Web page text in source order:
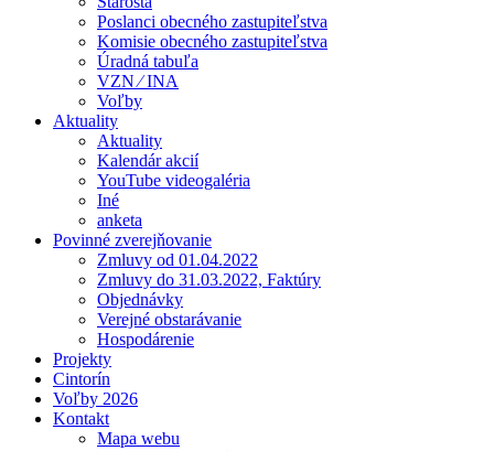
Poslanci obecného zastupiteľstva
Komisie obecného zastupiteľstva
Úradná tabuľa
VZN ⁄ INA
Voľby
Aktuality
Aktuality
Kalendár akcií
YouTube videogaléria
Iné
anketa
Povinné zverejňovanie
Zmluvy od 01.04.2022
Zmluvy do 31.03.2022, Faktúry
Objednávky
Verejné obstarávanie
Hospodárenie
Projekty
Cintorín
Voľby 2026
Kontakt
Mapa webu